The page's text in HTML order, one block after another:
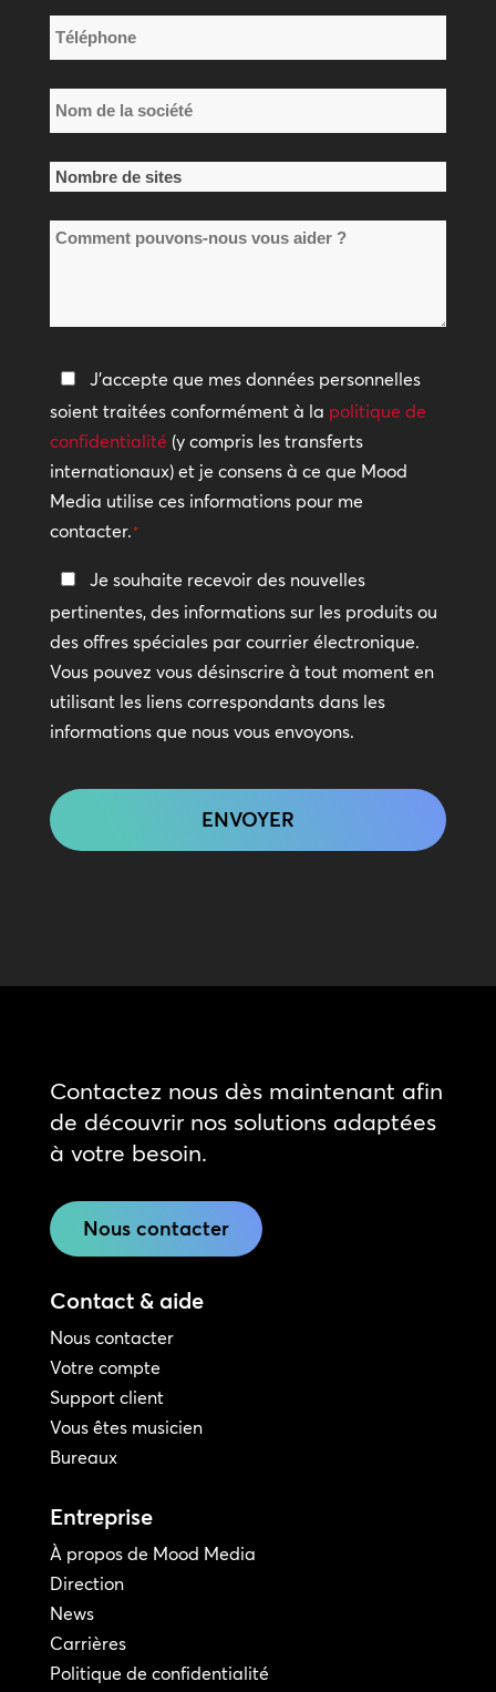
*
Téléphone
*
Nom
de
la
société
*
Nombre
sites
Comment
vous
Politique
de
confidentialité
*
J'accepte que mes données personnelles
soient traitées conformément à la politique de
confidentialité (y compris les transferts
internationaux) et je consens à ce que Mood
Media utilise ces informations pour me
contacter.*
Restez
en
contact
Je souhaite recevoir des nouvelles
pertinentes, des informations sur les produits ou
des offres spéciales par courrier électronique.
Vous pouvez vous désinscrire à tout moment en
utilisant les liens correspondants dans les
informations que nous vous envoyons.
Contactez nous dès maintenant afin
de découvrir nos solutions adaptées
à votre besoin.
Nous contacter
Contact & aide
Nous contacter
Votre compte
Support client
Vous êtes musicien
Bureaux
Entreprise
À propos de Mood Media
Direction
News
Carrières
Politique de confidentialité